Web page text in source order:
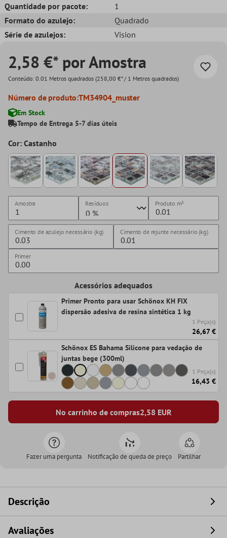
Quantidade por pacote:
1
Formato do azulejo:
Quadrado
Série de azulejos:
Vision
2,58 €* por Amostra
Conteúdo: 0.01 Metros quadrados (258,00 €* / 1 Metros quadrados)
Número de produto:TM34904_muster
Em Stock
Tempo de Entrega 5-7 dias úteis
Cor: Castanho
Amostra Resíduos Produto m²
Cimento de azulejo necessário (kg) Cimento de rejunte necessário (kg)
Primer
Acessórios adequados
Primer Pronto para usar Schönox KH FIX
dispersão adesiva de resina sintética 1 kg
1 Peça(s)
26,67 €
Schönox ES Bahama Silicone para vedação de
juntas bege (300ml)
1 Peça(s)
16,43 €
No carrinho de compras2,58 EUR
Fazer uma pergunta Notificação de queda de preço Partilhar
Descrição
Avaliações